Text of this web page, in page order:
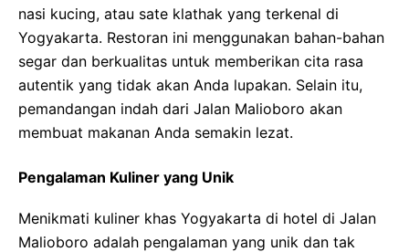
nasi kucing, atau sate klathak yang terkenal di
Yogyakarta. Restoran ini menggunakan bahan-bahan
segar dan berkualitas untuk memberikan cita rasa
autentik yang tidak akan Anda lupakan. Selain itu,
pemandangan indah dari Jalan Malioboro akan
membuat makanan Anda semakin lezat.
Pengalaman Kuliner yang Unik
Menikmati kuliner khas Yogyakarta di hotel di Jalan
Malioboro adalah pengalaman yang unik dan tak